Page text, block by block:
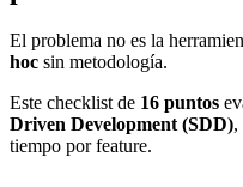
El problema no es la
hoc sin metodología.
Este checklist de 16 puntos
Driven Development (SDD),
tiempo por feature.